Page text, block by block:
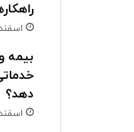
اسفند 4,
بیمه
دهد؟
اسفند 3,